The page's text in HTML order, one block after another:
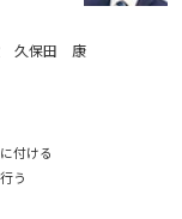
久保田 康
付ける
う